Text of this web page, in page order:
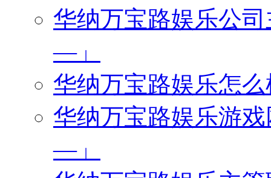
华纳万宝路娱乐公
—」
华纳万宝路娱乐怎
华纳万宝路娱乐游
—」